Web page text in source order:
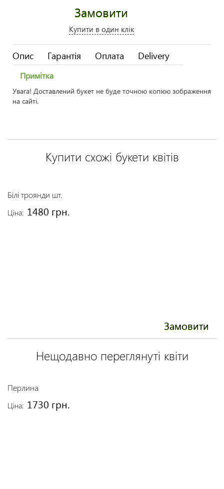
Замовити
Купити в один клік
Опис Гарантія Оплата Delivery
Примітка
Увага! Доставлений букет не буде точною копією зображення
на сайті.
Купити схожі букети квітів
Білі троянди шт.
Ціна: 1480 грн.
Замовити
Нещодавно переглянуті квіти
Перлина
Ціна: 1730 грн.